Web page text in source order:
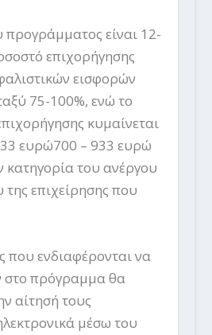
προγράμματος είναι 12-
επιχορήγησης
εισφορών
75-100%, ενώ το
κυμαίνεται
ευρώ700 – 933 ευρώ
κατηγορία του ανέργου
της επιχείρησης που
που ενδιαφέρονται να
στο πρόγραμμα θα
αίτησή τους
μέσω του